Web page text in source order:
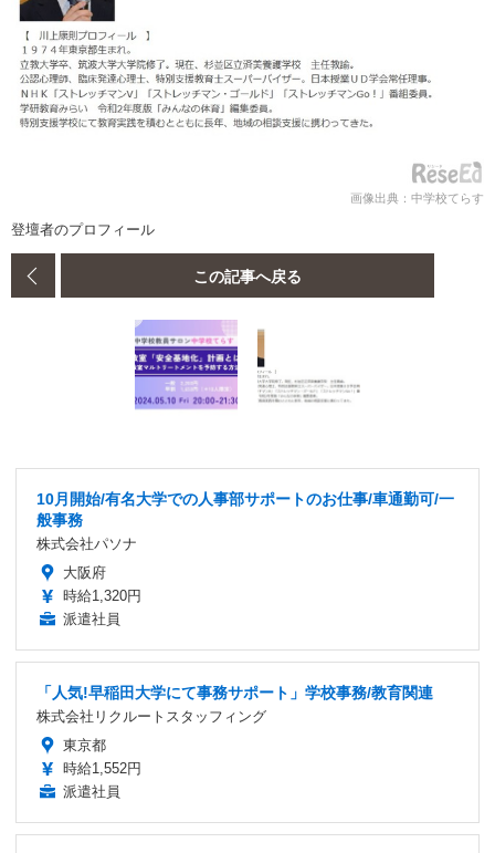
画像出典：中学校てらす
登壇者のプロフィール
この記事へ戻る
10月開始/有名大学での人事部サポートのお仕事/車通勤可/一
般事務
株式会社パソナ
大阪府
時給1,320円
派遣社員
「人気!早稲田大学にて事務サポート」学校事務/教育関連
株式会社リクルートスタッフィング
東京都
時給1,552円
派遣社員